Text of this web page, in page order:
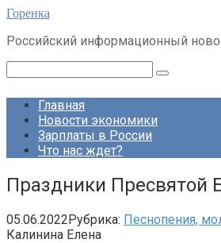
Перейти
контенту
Горенка
Российский информационный
Главная
Новости экономики
Зарплаты в России
Что нас ждет?
Праздники Пресвятой
05.06.2022Рубрика: Песнопения,
Калинина Елена